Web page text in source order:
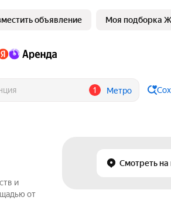
объявление Моя подборка
1 Метро
Смотреть на
и
от